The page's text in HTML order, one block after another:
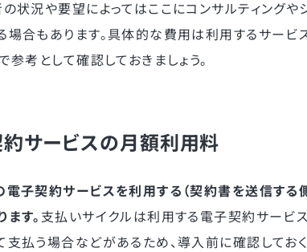
の状況や要望によってはここにコンサルティング
場合もあります。具体的な費用は利用するサービ
参考として確認しておきましょう。
サービスの月額利用料
電子契約サービスを利用する（契約書を送信する
す。 支払いサイクルは利用する電子契約サービ
支払う場合などがあるため、導入前に確認しておく